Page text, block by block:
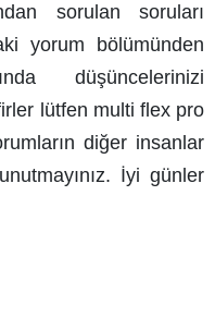
sorulan soruları
yorum bölümünden
düşüncelerinizi
lütfen multi flex pro
diğer insanlar
İyi günler